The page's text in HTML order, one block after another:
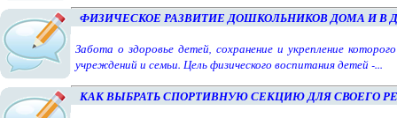
ФИЗИЧЕСКОЕ РАЗВИТИЕ ДОШКОЛЬНИКОВ ДОМА И В
Забота о здоровье детей, сохранение и укрепление
учреждений и семьи. Цель физического воспитания детей -...
КАК ВЫБРАТЬ СПОРТИВНУЮ СЕКЦИЮ ДЛЯ СВОЕГО